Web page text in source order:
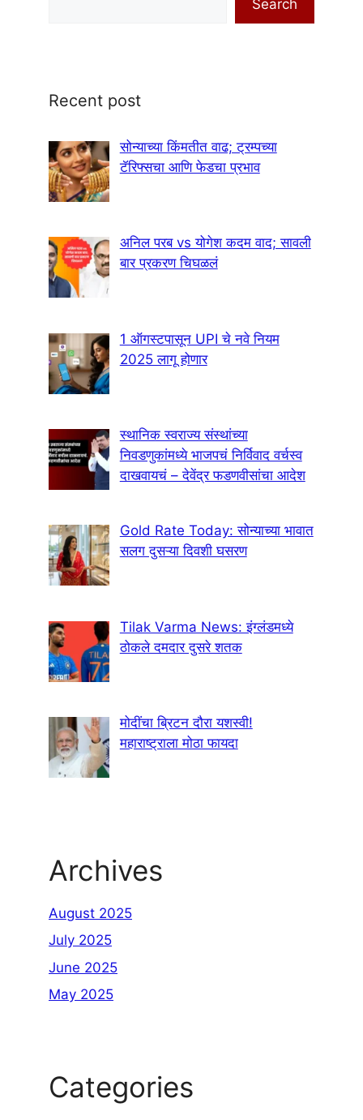
Search
Recent post
सोन्याच्या किंमतीत वाढ; ट्रम्पच्या
टॅरिफ्सचा आणि फेडचा प्रभाव
अनिल परब vs योगेश कदम वाद; सावली
बार प्रकरण चिघळलं
1 ऑगस्टपासून UPI चे नवे नियम
2025 लागू होणार
स्थानिक स्वराज्य संस्थांच्या
निवडणुकांमध्ये भाजपचं निर्विवाद वर्चस्व
दाखवायचं – देवेंद्र फडणवीसांचा आदेश
Gold Rate Today: सोन्याच्या भावात
सलग दुसऱ्या दिवशी घसरण
Tilak Varma News: इंग्लंडमध्ये
ठोकले दमदार दुसरे शतक
मोदींचा ब्रिटन दौरा यशस्वी!
महाराष्ट्राला मोठा फायदा
Archives
August 2025
July 2025
June 2025
May 2025
Categories